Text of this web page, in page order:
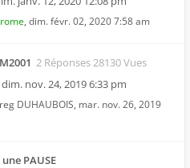
, dim. févr. 02, 2020 7:58 am
2 Réponses 28130 Vues
dim. nov. 24, 2019 6:33 pm
DUHAUBOIS, mar. nov. 26, 2019
PAUSE